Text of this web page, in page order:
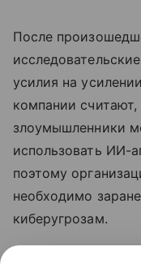
После
усилия на
компании
злоумышленники
использовать ИИ-
поэтому
необходимо
киберугрозам.